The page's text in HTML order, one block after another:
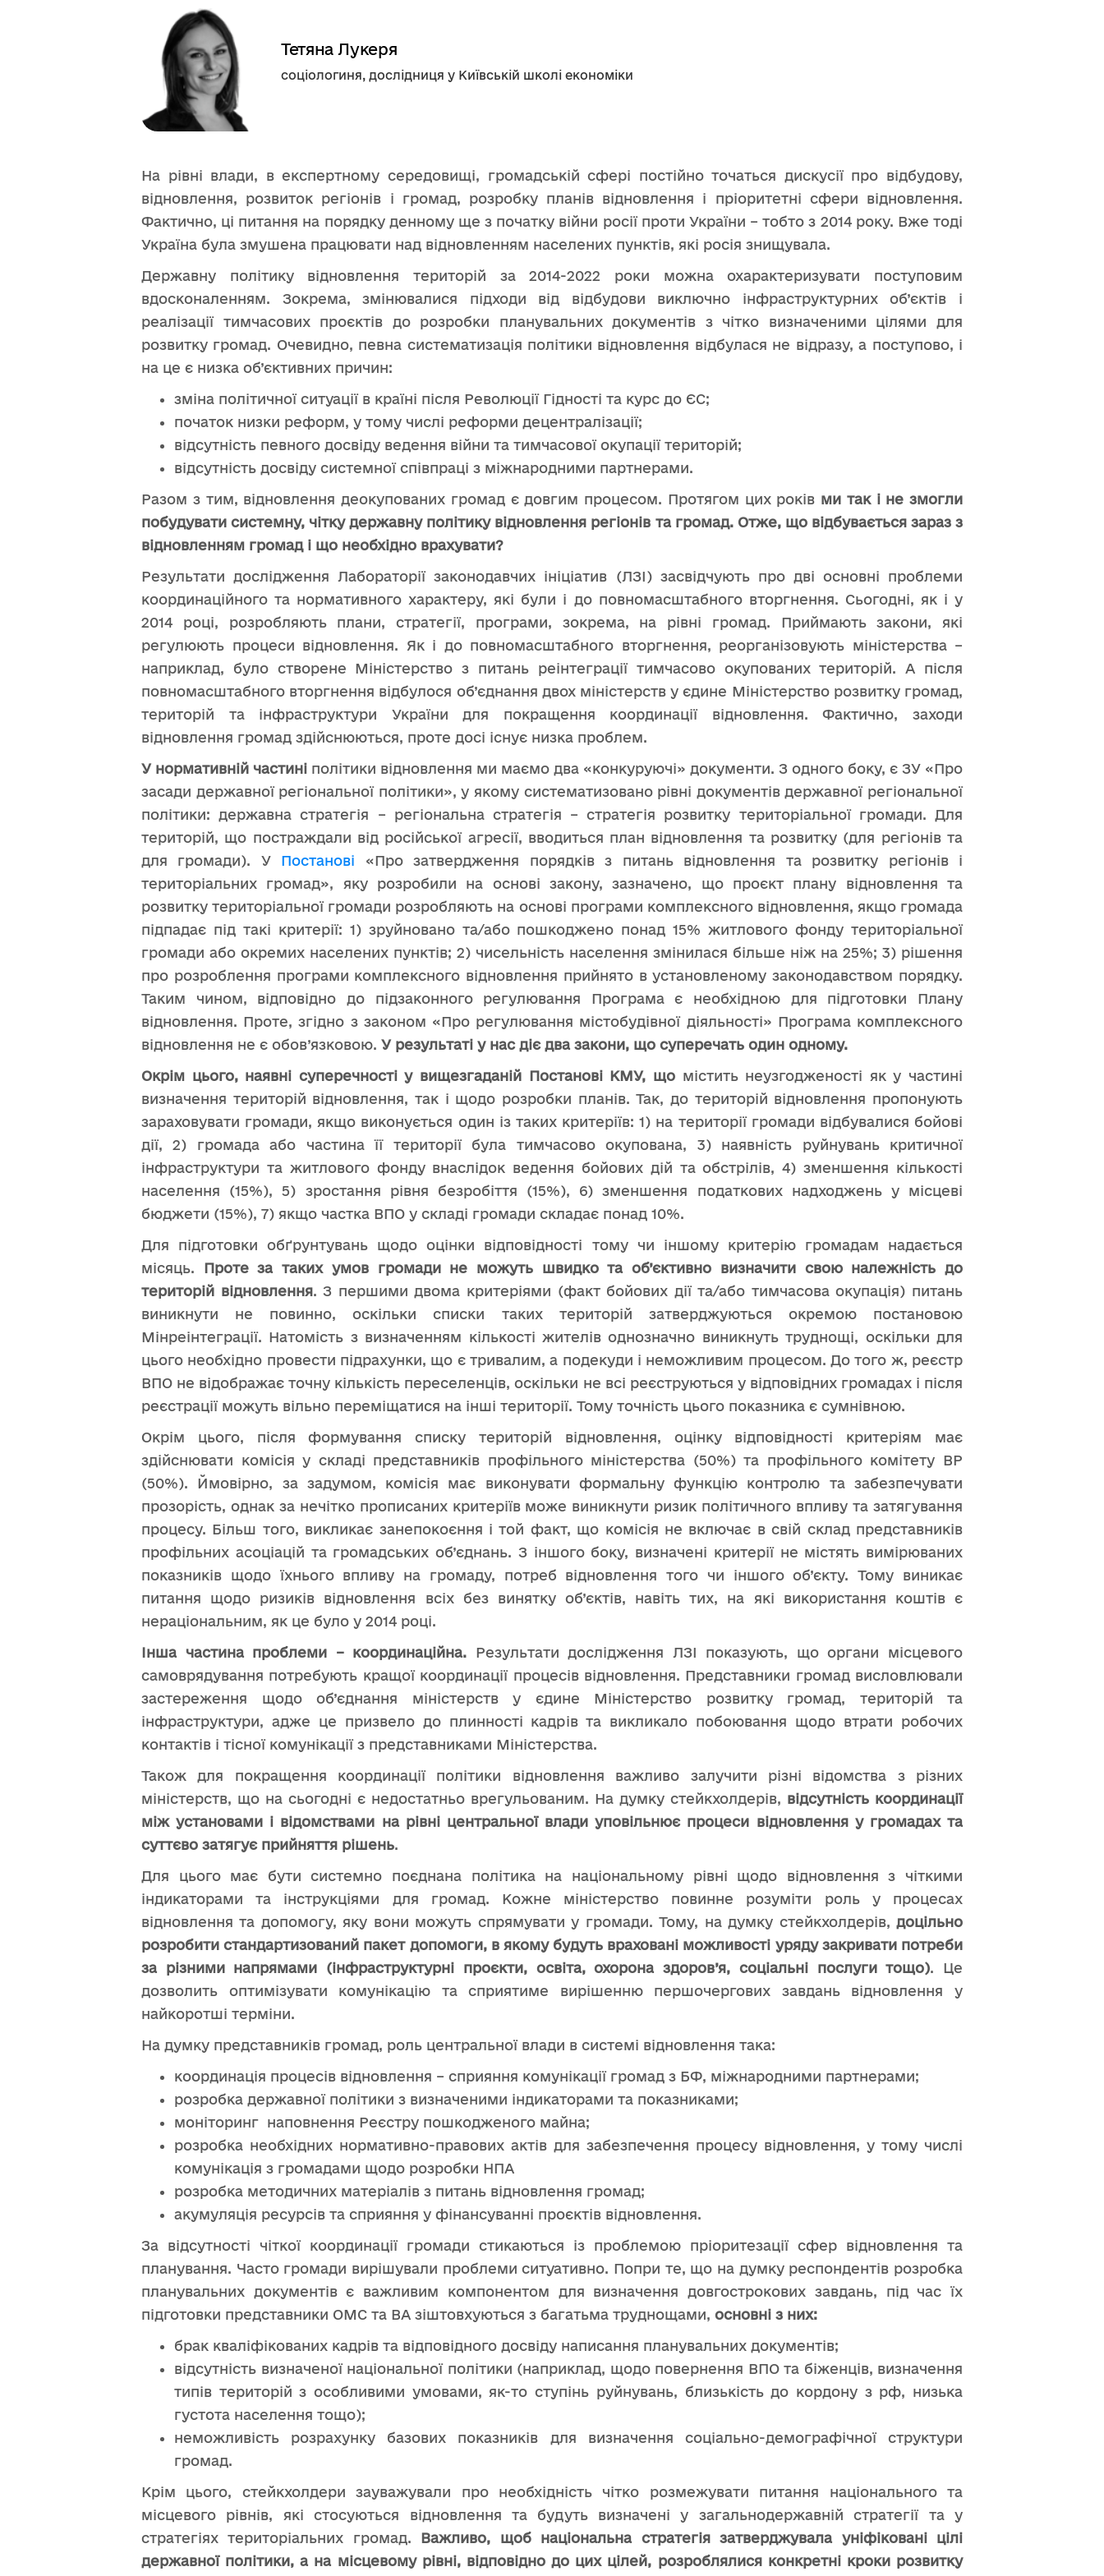
Тетяна Лукеря
соціологиня, дослідниця у Київській школі економіки
На рівні влади, в експертному середовищі, громадській сфері постійно точаться дискусії про відбудову,
відновлення, розвиток регіонів і громад, розробку планів відновлення і пріоритетні сфери відновлення.
Фактично, ці питання на порядку денному ще з початку війни росії проти України – тобто з 2014 року. Вже тоді
Україна була змушена працювати над відновленням населених пунктів, які росія знищувала.
Державну політику відновлення територій за 2014-2022 роки можна охарактеризувати поступовим
вдосконаленням. Зокрема, змінювалися підходи від відбудови виключно інфраструктурних об’єктів і
реалізації тимчасових проєктів до розробки планувальних документів з чітко визначеними цілями для
розвитку громад. Очевидно, певна систематизація політики відновлення відбулася не відразу, а поступово, і
на це є низка об’єктивних причин:
зміна політичної ситуації в країні після Революції Гідності та курс до ЄС;
початок низки реформ, у тому числі реформи децентралізації;
відсутність певного досвіду ведення війни та тимчасової окупації територій;
відсутність досвіду системної співпраці з міжнародними партнерами.
Разом з тим, відновлення деокупованих громад є довгим процесом. Протягом цих років ми так і не змогли
побудувати системну, чітку державну політику відновлення регіонів та громад. Отже, що відбувається зараз з
відновленням громад і що необхідно врахувати?
Результати дослідження Лабораторії законодавчих ініціатив (ЛЗІ) засвідчують про дві основні проблеми
координаційного та нормативного характеру, які були і до повномасштабного вторгнення. Сьогодні, як і у
2014 році, розробляють плани, стратегії, програми, зокрема, на рівні громад. Приймають закони, які
регулюють процеси відновлення. Як і до повномасштабного вторгнення, реорганізовують міністерства –
наприклад, було створене Міністерство з питань реінтеграції тимчасово окупованих територій. А після
повномасштабного вторгнення відбулося об’єднання двох міністерств у єдине Міністерство розвитку громад,
територій та інфраструктури України для покращення координації відновлення. Фактично, заходи
відновлення громад здійснюються, проте досі існує низка проблем.
У нормативній частині політики відновлення ми маємо два «конкуруючі» документи. З одного боку, є ЗУ «Про
засади державної регіональної політики», у якому систематизовано рівні документів державної регіональної
політики: державна стратегія – регіональна стратегія – стратегія розвитку територіальної громади. Для
територій, що постраждали від російської агресії, вводиться план відновлення та розвитку (для регіонів та
для громади). У Постанові «Про затвердження порядків з питань відновлення та розвитку регіонів і
територіальних громад», яку розробили на основі закону, зазначено, що проєкт плану відновлення та
розвитку територіальної громади розробляють на основі програми комплексного відновлення, якщо громада
підпадає під такі критерії: 1) зруйновано та/або пошкоджено понад 15% житлового фонду територіальної
громади або окремих населених пунктів; 2) чисельність населення змінилася більше ніж на 25%; 3) рішення
про розроблення програми комплексного відновлення прийнято в установленому законодавством порядку.
Таким чином, відповідно до підзаконного регулювання Програма є необхідною для підготовки Плану
відновлення. Проте, згідно з законом «Про регулювання містобудівної діяльності» Програма комплексного
відновлення не є обов’язковою. У результаті у нас діє два закони, що суперечать один одному.
Окрім цього, наявні суперечності у вищезгаданій Постанові КМУ, що містить неузгодженості як у частині
визначення територій відновлення, так і щодо розробки планів. Так, до територій відновлення пропонують
зараховувати громади, якщо виконується один із таких критеріїв: 1) на території громади відбувалися бойові
дії, 2) громада або частина її території була тимчасово окупована, 3) наявність руйнувань критичної
інфраструктури та житлового фонду внаслідок ведення бойових дій та обстрілів, 4) зменшення кількості
населення (15%), 5) зростання рівня безробіття (15%), 6) зменшення податкових надходжень у місцеві
бюджети (15%), 7) якщо частка ВПО у складі громади складає понад 10%.
Для підготовки обґрунтувань щодо оцінки відповідності тому чи іншому критерію громадам надається
місяць. Проте за таких умов
громади не можуть швидко та об’єктивно визначити свою належність до
територій відновлення. З першими двома критеріями (факт бойових дії та/або тимчасова окупація) питань
виникнути не повинно, оскільки списки таких територій затверджуються окремою постановою
Мінреінтеграції. Натомість з визначенням кількості жителів однозначно виникнуть труднощі, оскільки для
цього необхідно провести підрахунки, що є тривалим, а подекуди і неможливим процесом. До того ж, реєстр
ВПО не відображає точну кількість переселенців, оскільки не всі реєструються у відповідних громадах і після
реєстрації можуть вільно переміщатися на інші території. Тому точність цього показника є сумнівною.
Окрім цього, після формування списку територій відновлення, оцінку відповідності критеріям має
здійснювати комісія у складі представників профільного міністерства (50%) та профільного комітету ВР
(50%). Ймовірно, за задумом, комісія має виконувати формальну функцію контролю та забезпечувати
прозорість, однак за нечітко прописаних критеріїв може виникнути ризик політичного впливу та затягування
процесу. Більш того, викликає занепокоєння і той факт, що комісія не включає в свій склад представників
профільних асоціацій та громадських об’єднань. З іншого боку, визначені критерії не містять вимірюваних
показників щодо їхнього впливу на громаду, потреб відновлення того чи іншого об’єкту. Тому виникає
питання щодо ризиків відновлення всіх без винятку об’єктів, навіть тих, на які використання коштів є
нераціональним, як це було у 2014 році.
Інша частина проблеми – координаційна.
Результати дослідження ЛЗІ показують, що органи місцевого
самоврядування потребують кращої координації процесів відновлення. Представники громад висловлювали
застереження щодо об’єднання міністерств у єдине Міністерство розвитку громад, територій та
інфраструктури, адже це призвело до плинності кадрів та викликало побоювання щодо втрати робочих
контактів і тісної комунікації з представниками Міністерства.
Також для покращення координації політики відновлення важливо залучити різні відомства з різних
міністерств, що на сьогодні є недостатньо врегульованим. На думку стейкхолдерів, відсутність координації
між установами і відомствами на рівні центральної влади уповільнює процеси відновлення у громадах та
суттєво затягує прийняття рішень.
Для цього має бути системно поєднана політика на національному рівні щодо відновлення з чіткими
індикаторами та інструкціями для громад. Кожне міністерство повинне розуміти роль у процесах
відновлення та допомогу, яку вони можуть спрямувати у громади. Тому, на думку стейкхолдерів, доцільно
розробити стандартизований пакет допомоги, в якому будуть враховані можливості уряду закривати потреби
за різними напрямами (інфраструктурні проєкти, освіта, охорона здоров’я, соціальні послуги тощо). Це
дозволить оптимізувати комунікацію та сприятиме вирішенню першочергових завдань відновлення у
найкоротші терміни.
На думку представників громад, роль центральної влади в системі відновлення така:
координація процесів відновлення – сприяння комунікації громад з БФ, міжнародними партнерами;
розробка державної політики з визначеними індикаторами та показниками;
моніторинг наповнення Реєстру пошкодженого майна;
розробка необхідних нормативно-правових актів для забезпечення процесу відновлення, у тому числі
комунікація з громадами щодо розробки НПА
розробка методичних матеріалів з питань відновлення громад;
акумуляція ресурсів та сприяння у фінансуванні проєктів відновлення.
За відсутності чіткої координації громади стикаються із проблемою пріоритезації сфер відновлення та
планування. Часто громади вирішували проблеми ситуативно. Попри те, що на думку респондентів розробка
планувальних документів є важливим компонентом для визначення довгострокових завдань, під час їх
підготовки представники ОМС та ВА зіштовхуються з багатьма труднощами, основні з них:
брак кваліфікованих кадрів та відповідного досвіду написання планувальних документів;
відсутність визначеної національної політики (наприклад, щодо повернення ВПО та біженців, визначення
типів територій з особливими умовами, як-то ступінь руйнувань, близькість до кордону з рф, низька
густота населення тощо);
неможливість розрахунку базових показників для визначення соціально-демографічної структури
громад.
Крім цього, стейкхолдери зауважували про необхідність чітко розмежувати питання національного та
місцевого рівнів, які стосуються відновлення та будуть визначені у загальнодержавній стратегії та у
стратегіях територіальних громад. Важливо, щоб національна стратегія затверджувала уніфіковані цілі
державної політики, а на місцевому рівні, відповідно до цих цілей, розроблялися конкретні кроки розвитку